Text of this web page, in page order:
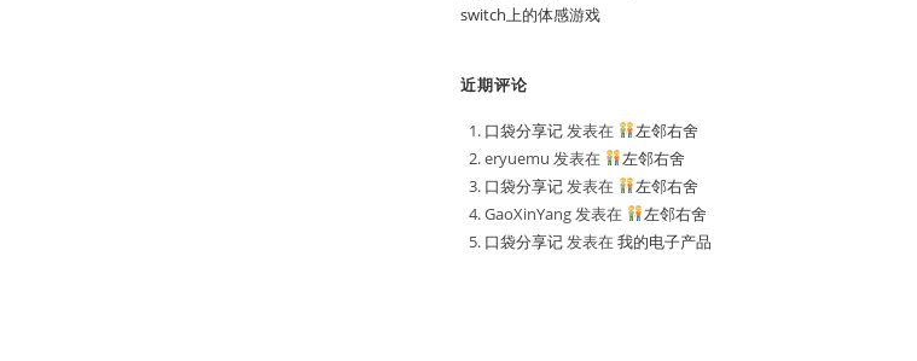
switch上的体感游戏
近期评论
口袋分享记发表在
左邻右舍
eryuemu 发表在
左邻右舍
口袋分享记发表在
左邻右舍
GaoXinYang发表在
左邻右舍
口袋分享记发表在我的电子产品